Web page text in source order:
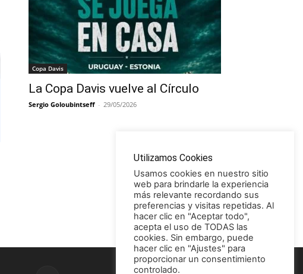
Copa Davis
La Copa Davis vuelve al Círculo
Sergio Goloubintseff - 29/05/2026
Utilizamos Cookies
Usamos cookies en nuestro sitio
web para brindarle la experiencia
más relevante recordando sus
preferencias y visitas repetidas. Al
hacer clic en "Aceptar todo",
acepta el uso de TODAS las
cookies. Sin embargo, puede
hacer clic en "Ajustes" para
proporcionar un consentimiento
controlado.